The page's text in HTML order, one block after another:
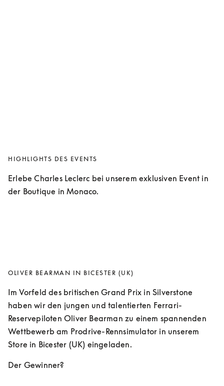
HIGHLIGHTS DES EVENTS
Erlebe Charles Leclerc bei unserem exklusiven Event in
der Boutique in Monaco.
OLIVER BEARMAN IN BICESTER (UK)
Im Vorfeld des britischen Grand Prix in Silverstone
haben wir den jungen und talentierten Ferrari-
Reservepiloten Oliver Bearman zu einem spannenden
Wettbewerb am Prodrive-Rennsimulator in unserem
Store in Bicester (UK) eingeladen.
Der Gewinner?